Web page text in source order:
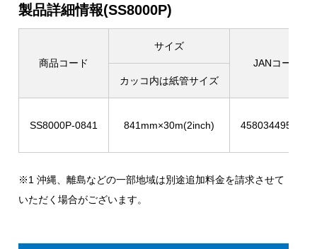
製品詳細情報(SS8000P)
商品コード
サイズ
JANコード
カッコ内は紙管サイズ
SS8000P-0841 841mm×30m(2inch) 4580344954840
※1 沖縄、離島などの一部地域は別途追加料金を請求させて
いただく場合がございます。